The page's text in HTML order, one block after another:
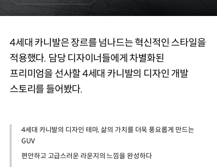
창
열림)
4세대 카니발은 장르를 넘나드는 혁신적인 스타일을
적용했다. 담당 디자이너들에게 차별화된
프리미엄을 선사할 4세대 카니발의 디자인 개발
스토리를 들어봤다.
4세대 카니발의 디자인 테마, 삶의 가치를 더욱 풍요롭게 만드는
GUV
편안하고 고급스러운 라운지의 느낌을 완성하다